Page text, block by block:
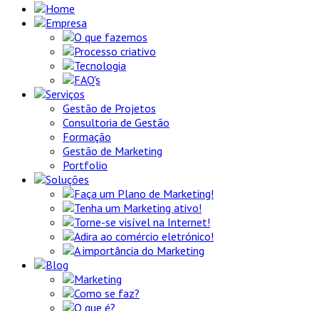
Home
Empresa
O que fazemos
Processo criativo
Tecnologia
FAQ's
Serviços
Gestão de Projetos
Consultoria de Gestão
Formação
Gestão de Marketing
Portfolio
Soluções
Faça um Plano de Marketing!
Tenha um Marketing ativo!
Torne-se visível na Internet!
Adira ao comércio eletrónico!
A importância do Marketing
Blog
Marketing
Como se faz?
O que é?